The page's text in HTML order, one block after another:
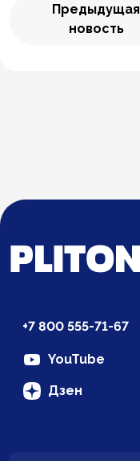
Предыдущая
новость
+7 800 555-71-67
YouTube
Дзен